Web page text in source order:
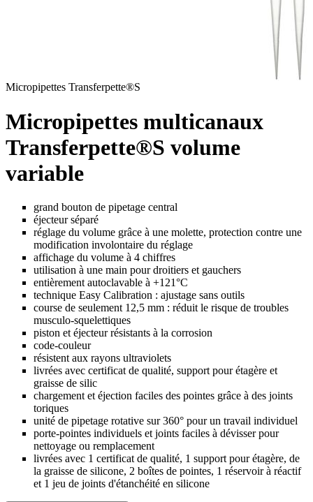
Micropipettes Transferpette®S
Micropipettes multicanaux
Transferpette®S volume
variable
grand bouton de pipetage central
éjecteur séparé
réglage du volume grâce à une molette, protection contre une
modification involontaire du réglage
affichage du volume à 4 chiffres
utilisation à une main pour droitiers et gauchers
entièrement autoclavable à +121°C
technique Easy Calibration : ajustage sans outils
course de seulement 12,5 mm : réduit le risque de troubles
musculo-squelettiques
piston et éjecteur résistants à la corrosion
code-couleur
résistent aux rayons ultraviolets
livrées avec certificat de qualité, support pour étagère et
graisse de silic
chargement et éjection faciles des pointes grâce à des joints
toriques
unité de pipetage rotative sur 360° pour un travail individuel
porte-pointes individuels et joints faciles à dévisser pour
nettoyage ou remplacement
livrées avec 1 certificat de qualité, 1 support pour étagère, de
la graisse de silicone, 2 boîtes de pointes, 1 réservoir à réactif
et 1 jeu de joints d'étanchéité en silicone